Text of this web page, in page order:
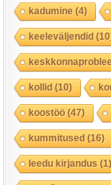
kadumine (4)
keeleväljendid
kollid(10)
koostöö(47)
kummitused(16)
leedu kirjandus (1)